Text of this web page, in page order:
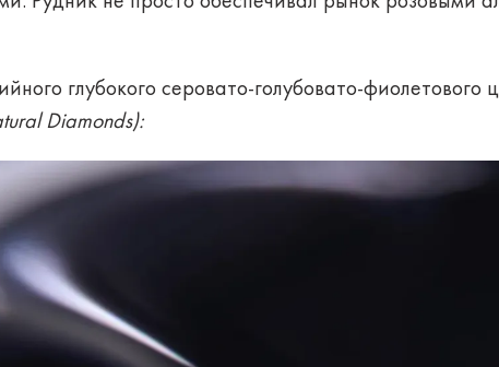
глубокого серовато-голубовато-фиолетового
Diamonds):